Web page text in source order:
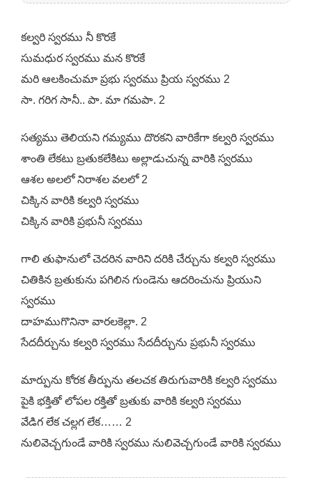
కల్వరి స్వరము నీ కొరకే
సుమధుర స్వరము మన కొరకే
మరి ఆలకించుమా ప్రభు స్వరము ప్రియ స్వరము 2
సా. గరిగ సానీ.. పా. మా గమపా. 2
సత్యము తెలియని గమ్యము దొరకని వారికేగా కల్వరి స్వరము
శాంతి లేకటు బ్రతుకలేకిటు అల్లాడుచున్న వారికి స్వరము
ఆశల అలలో నిరాశల వలలో 2
చిక్కిన వారికి కల్వరి స్వరము
చిక్కిన వారికి ప్రభునీ స్వరము
గాలి తుఫానులో చెదరిన వారిని దరికి చేర్చును కల్వరి స్వరము
చితికిన బ్రతుకును పగిలిన గుండెను ఆదరించును ప్రియుని
స్వరము
దాహముగొనినా వారలకెల్లా. 2
సేదదీర్చును కల్వరి స్వరము సేదదీర్చును ప్రభునీ స్వరము
మార్పును కోరక తీర్పును తలచక తిరుగువారికి కల్వరి స్వరము
పైకి భక్తితో లోపల రక్తితో బ్రతుకు వారికి కల్వరి స్వరము
వేడిగ లేక చల్లగ లేక…… 2
నులివెచ్చగుండే వారికి స్వరము నులివెచ్చగుండే వారికి స్వరము